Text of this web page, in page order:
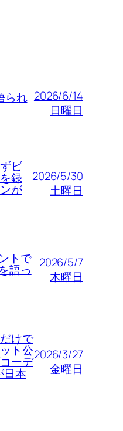
られ 2026/6/14
日曜日
ビ
録
が
2026/5/30
土曜日
トで
語っ
2026/5/7
木曜日
けで
ト公
ーデ
日本
2026/3/27
金曜日